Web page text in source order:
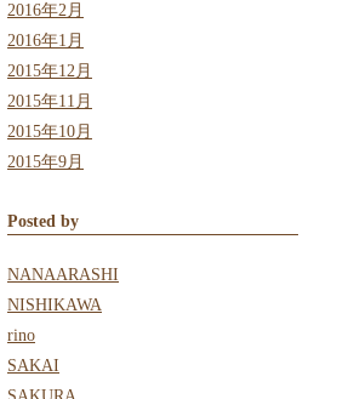
2016年2月
2016年1月
2015年12月
2015年11月
2015年10月
2015年9月
Posted by
NANAARASHI
NISHIKAWA
rino
SAKAI